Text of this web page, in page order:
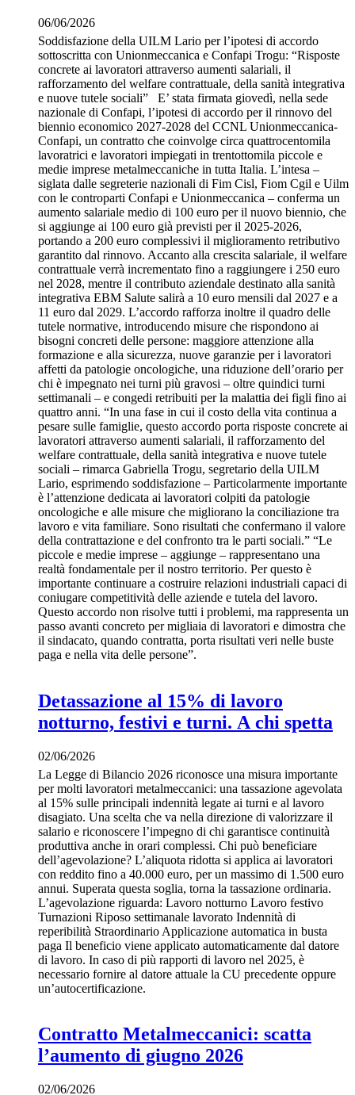
06/06/2026
Soddisfazione della UILM Lario per l’ipotesi di accordo
sottoscritta con Unionmeccanica e Confapi Trogu: “Risposte
concrete ai lavoratori attraverso aumenti salariali, il
rafforzamento del welfare contrattuale, della sanità integrativa
e nuove tutele sociali” E’ stata firmata giovedì, nella sede
nazionale di Confapi, l’ipotesi di accordo per il rinnovo del
biennio economico 2027-2028 del CCNL Unionmeccanica-
Confapi, un contratto che coinvolge circa quattrocentomila
lavoratrici e lavoratori impiegati in trentottomila piccole e
medie imprese metalmeccaniche in tutta Italia. L’intesa –
siglata dalle segreterie nazionali di Fim Cisl, Fiom Cgil e Uilm
con le controparti Confapi e Unionmeccanica – conferma un
aumento salariale medio di 100 euro per il nuovo biennio, che
si aggiunge ai 100 euro già previsti per il 2025-2026,
portando a 200 euro complessivi il miglioramento retributivo
garantito dal rinnovo. Accanto alla crescita salariale, il welfare
contrattuale verrà incrementato fino a raggiungere i 250 euro
nel 2028, mentre il contributo aziendale destinato alla sanità
integrativa EBM Salute salirà a 10 euro mensili dal 2027 e a
11 euro dal 2029. L’accordo rafforza inoltre il quadro delle
tutele normative, introducendo misure che rispondono ai
bisogni concreti delle persone: maggiore attenzione alla
formazione e alla sicurezza, nuove garanzie per i lavoratori
affetti da patologie oncologiche, una riduzione dell’orario per
chi è impegnato nei turni più gravosi – oltre quindici turni
settimanali – e congedi retribuiti per la malattia dei figli fino ai
quattro anni. “In una fase in cui il costo della vita continua a
pesare sulle famiglie, questo accordo porta risposte concrete ai
lavoratori attraverso aumenti salariali, il rafforzamento del
welfare contrattuale, della sanità integrativa e nuove tutele
sociali – rimarca Gabriella Trogu, segretario della UILM
Lario, esprimendo soddisfazione – Particolarmente importante
è l’attenzione dedicata ai lavoratori colpiti da patologie
oncologiche e alle misure che migliorano la conciliazione tra
lavoro e vita familiare. Sono risultati che confermano il valore
della contrattazione e del confronto tra le parti sociali.” “Le
piccole e medie imprese – aggiunge – rappresentano una
realtà fondamentale per il nostro territorio. Per questo è
importante continuare a costruire relazioni industriali capaci di
coniugare competitività delle aziende e tutela del lavoro.
Questo accordo non risolve tutti i problemi, ma rappresenta un
passo avanti concreto per migliaia di lavoratori e dimostra che
il sindacato, quando contratta, porta risultati veri nelle buste
paga e nella vita delle persone”.
Detassazione al 15% di lavoro
notturno, festivi e turni. A chi spetta
02/06/2026
La Legge di Bilancio 2026 riconosce una misura importante
per molti lavoratori metalmeccanici: una tassazione agevolata
al 15% sulle principali indennità legate ai turni e al lavoro
disagiato. Una scelta che va nella direzione di valorizzare il
salario e riconoscere l’impegno di chi garantisce continuità
produttiva anche in orari complessi. Chi può beneficiare
dell’agevolazione? L’aliquota ridotta si applica ai lavoratori
con reddito fino a 40.000 euro, per un massimo di 1.500 euro
annui. Superata questa soglia, torna la tassazione ordinaria.
L’agevolazione riguarda: Lavoro notturno Lavoro festivo
Turnazioni Riposo settimanale lavorato Indennità di
reperibilità Straordinario Applicazione automatica in busta
paga Il beneficio viene applicato automaticamente dal datore
di lavoro. In caso di più rapporti di lavoro nel 2025, è
necessario fornire al datore attuale la CU precedente oppure
un’autocertificazione.
Contratto Metalmeccanici: scatta
l’aumento di giugno 2026
02/06/2026